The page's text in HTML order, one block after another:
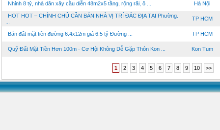
Nhỉnh 8 tỷ, nhà dân xây cầu diễn 48m2x5 tầng, rộng rãi, ô ... Hà Nội
HOT HOT – CHÍNH CHỦ CẦN BÁN NHÀ VỊ TRÍ ĐẮC ĐỊA TẠI Phường.
TP HCM
Bán đất mặt tiền đường 6.4x12m giá 6.5 tỷ Đường ... TP HCM
Quỹ Đất Mặt Tiền Hơn 100m - Cơ Hội Không Dễ Gặp Thôn Kon ... Kon Tum
1 2 3 4 5 6 7 8 9 10 >>